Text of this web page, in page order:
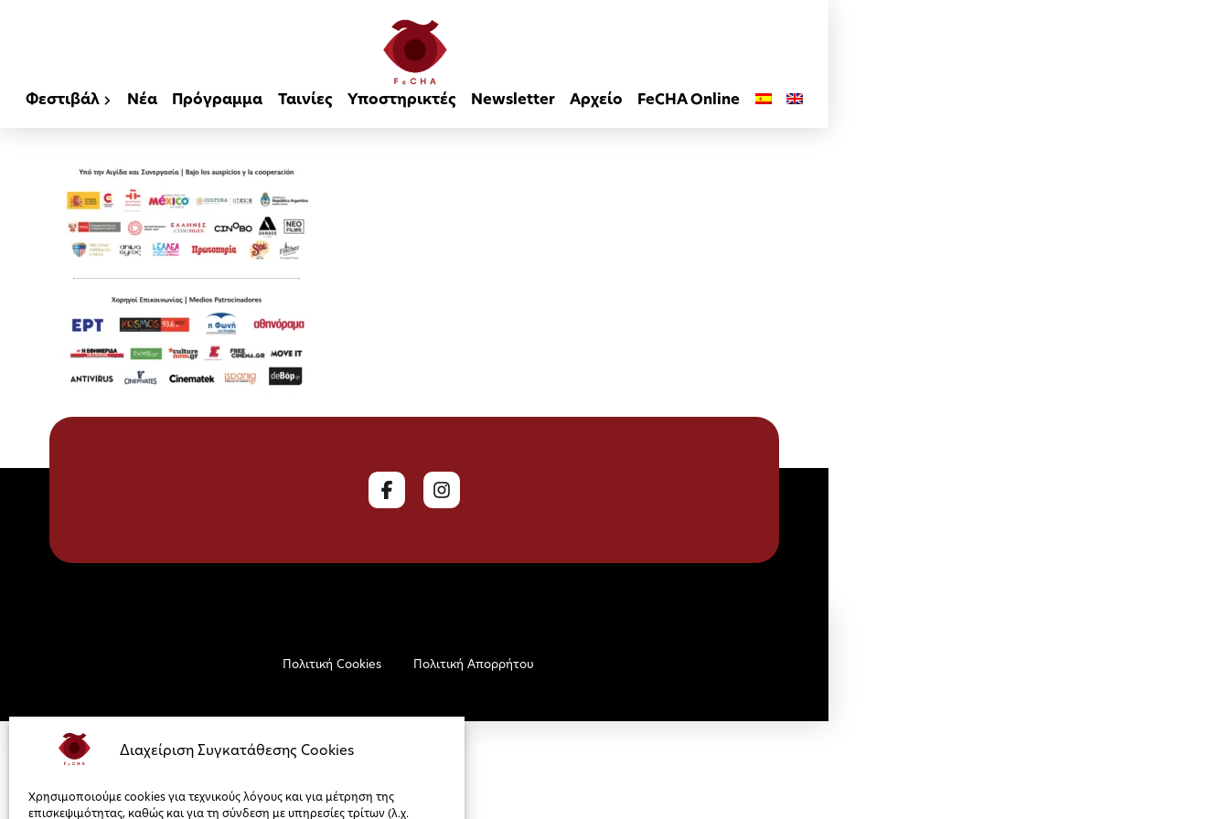
Διαχείριση Συγκατάθεσης Cookies
Χρησιμοποιούμε cookies για τεχνικούς λόγους και για μέτρηση της
επισκεψιμότητας, καθώς και για τη σύνδεση με υπηρεσίες τρίτων (λ.χ.
Φεστιβάλ Νέα Πρόγραμμα Ταινίες Υποστηρικτές Newsletter Αρχείο FeCHA Online
Πολιτική Cookies Πολιτική Απορρήτου